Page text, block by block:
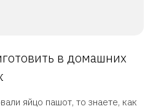
в домашних
яйцо пашот, то знаете, как